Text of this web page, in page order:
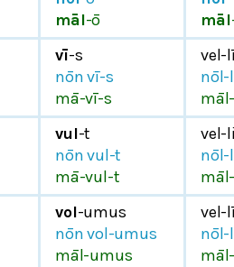
māl-ō
māl
vī-s
nōn vī-s
mā-vī-s
vel-
nōl-
vul-t
nōn vul-t
mā-vul-t
vel-
vol-umus
nōn vol-umus
māl-umus
vel-